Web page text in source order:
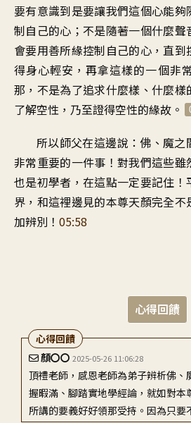
要有意識到是要讓我們這個心能夠
制自己的心 ； 不是隨著一個什麼聲
會要用善所緣控制自己的心 ， 直到
得身心輕安 ，再拿這樣的一個非
那 ， 不是為了追求什麼樣 、什麼樣
了解空性 ， 乃至證得空性的緣故 。
所以師父在這邊說 ：佛、魔之
非常重要的一件事 ！對我們這些雖
也是初學者 ，在這點一定要記住 ！
界 ， 和這裡邊見的本尊天顏完全不
加辨別 ！ 05:58
心得回饋
顏〇〇 2025-05-26 11:06:28
頂禮老師，感恩老師為弟子辨析佛、
握暇滿、腳踏實地學經論，就如對本
所講的要義好好領那受持。因為只要
心得回饋